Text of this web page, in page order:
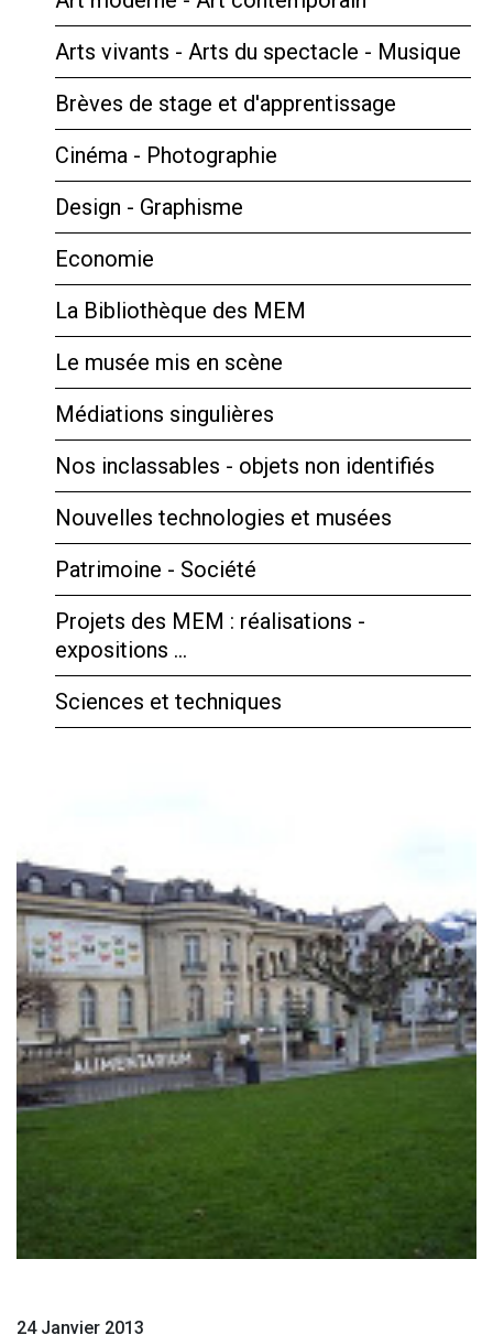
Arts vivants - Arts du spectacle - Musique
Brèves de stage et d'apprentissage
Cinéma - Photographie
Design - Graphisme
Economie
La Bibliothèque des MEM
Le musée mis en scène
Médiations singulières
Nos inclassables - objets non identifiés
Nouvelles technologies et musées
Patrimoine - Société
Projets des MEM : réalisations -
expositions …
Sciences et techniques
24 Janvier 2013